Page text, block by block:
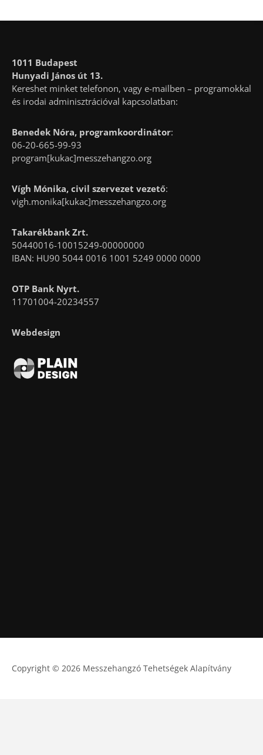
1011 Budapest
Hunyadi János út 13.
Kereshet minket telefonon, vagy e-mailben – programokkal
és irodai adminisztrációval kapcsolatban:
Benedek Nóra, programkoordinátor:
06-20-665-99-93
program[kukac]messzehangzo.org
Vígh Mónika, civil szervezet vezető:
vigh.monika[kukac]messzehangzo.org
Takarékbank Zrt.
50440016-10015249-00000000
IBAN: HU90 5044 0016 1001 5249 0000 0000
OTP Bank Nyrt.
11701004-20234557
Webdesign
Copyright © 2026 Messzehangzó Tehetségek Alapítvány